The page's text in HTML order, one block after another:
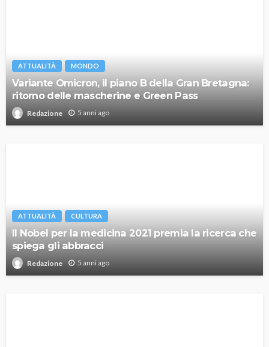
ATTUALITÀ MONDO
Variante Omicron, il piano B della Gran Bretagna:
ritorno delle mascherine e Green Pass
Redazione 5 anni ago
ATTUALITÀ CULTURA
Il Nobel per la medicina 2021 premia la ricerca che
spiega gli abbracci
Redazione 5 anni ago